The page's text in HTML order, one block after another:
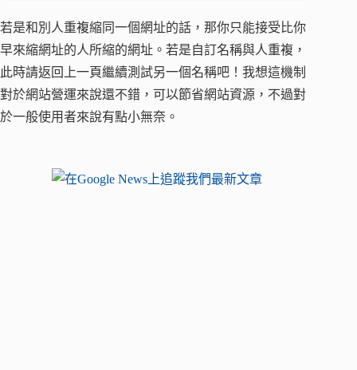
若是和別人重複縮同一個網址的話，那你只能接受比你
早來縮網址的人所縮的網址。若是自訂名稱與人重複，
此時請返回上一頁繼續測試另一個名稱吧！我想這機制
對於網站營運來說還不錯，可以節省網站資源，不過對
於一般使用者來說有點小無奈。